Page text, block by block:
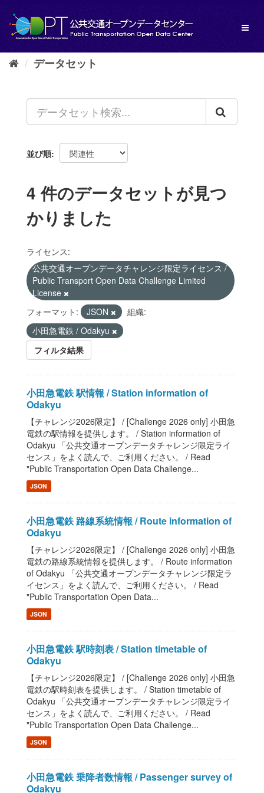
し
データセット
並び順
4 件のデータセットが見つ
かりました
ライセンス:
公共交通オープンデータチャレンジ限定ライセンス /
Public Transport Open Data Challenge Limited
License
フォーマット:
JSON
組織:
小田急電鉄 / Odakyu
フィルタ結果
小田急電鉄 駅情報 / Station information of
Odakyu
【チャレンジ2026限定】 / [Challenge 2026 only] 小田急
電鉄の駅情報を提供します。 / Station information of
Odakyu 「公共交通オープンデータチャレンジ限定ライ
センス」をよく読んで、ご利用ください。 / Read
"Public Transportation Open Data Challenge...
JSON
小田急電鉄 路線系統情報 / Route information of
Odakyu
【チャレンジ2026限定】 / [Challenge 2026 only] 小田急
電鉄の路線系統情報を提供します。 / Route information
of Odakyu 「公共交通オープンデータチャレンジ限定ラ
イセンス」をよく読んで、ご利用ください。 / Read
"Public Transportation Open Data...
JSON
小田急電鉄 駅時刻表 / Station timetable of
Odakyu
【チャレンジ2026限定】 / [Challenge 2026 only] 小田急
電鉄の駅時刻表を提供します。 / Station timetable of
Odakyu 「公共交通オープンデータチャレンジ限定ライ
センス」をよく読んで、ご利用ください。 / Read
"Public Transportation Open Data Challenge...
JSON
小田急電鉄 乗降者数情報 / Passenger survey of
Odakyu